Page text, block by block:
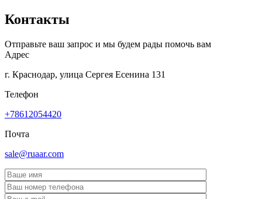
Контакты
Отправьте ваш запрос и мы будем рады помочь вам
Адрес
г. Краснодар, улица Сергея Есенина 131
Телефон
+78612054420
Почта
sale@ruaar.com